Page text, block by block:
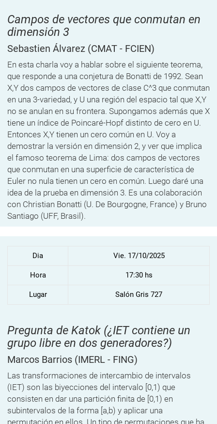
Campos de vectores que conmutan en
dimensión 3
Sebastien Álvarez (CMAT - FCIEN)
En esta charla voy a hablar sobre el siguiente teorema,
que responde a una conjetura de Bonatti de 1992. Sean
X,Y dos campos de vectores de clase C^3 que conmutan
en una 3-variedad, y U una región del espacio tal que X,Y
no se anulan en su frontera. Supongamos además que X
tiene un índice de Poincaré-Hopf distinto de cero en U.
Entonces X,Y tienen un cero común en U. Voy a
demostrar la versión en dimensión 2, y ver que implica
el famoso teorema de Lima: dos campos de vectores
que conmutan en una superficie de característica de
Euler no nula tienen un cero en común. Luego daré una
idea de la prueba en dimensión 3. Es una colaboración
con Christian Bonatti (U. De Bourgogne, France) y Bruno
Santiago (UFF, Brasil).
Dia Vie. 17/10/2025
Hora 17:30 hs
Lugar Salón Gris 727
Pregunta de Katok (¿IET contiene un
grupo libre en dos generadores?)
Marcos Barrios (IMERL - FING)
Las transformaciones de intercambio de intervalos
(IET) son las biyecciones del intervalo [0,1) que
consisten en dar una partición finita de [0,1) en
subintervalos de la forma [a,b) y aplicar una
permutación en ellos. Un tipo de permutaciones que ha